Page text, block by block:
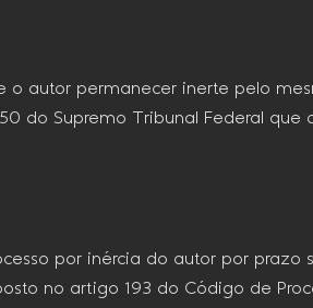
o autor permanecer inerte pelo
do Supremo Tribunal Federal
por inércia do autor por
no artigo 193 do Código de